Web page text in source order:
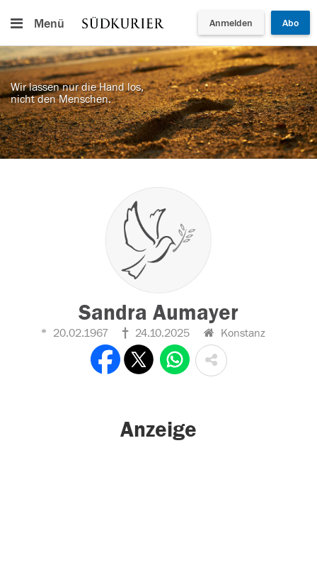
Menü Anmelden Abo
Wir lassen nur die Hand los,
nicht den Menschen.
Sandra Aumayer
20.02.1967 24.10.2025 Konstanz
Anzeige